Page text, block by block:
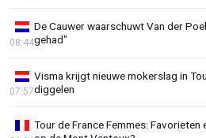
De Cauwer waarschuwt Van der
gehad"
08:44
Visma krijgt nieuwe mokerslag in
diggelen
07:57
Tour de France Femmes: Favorieten